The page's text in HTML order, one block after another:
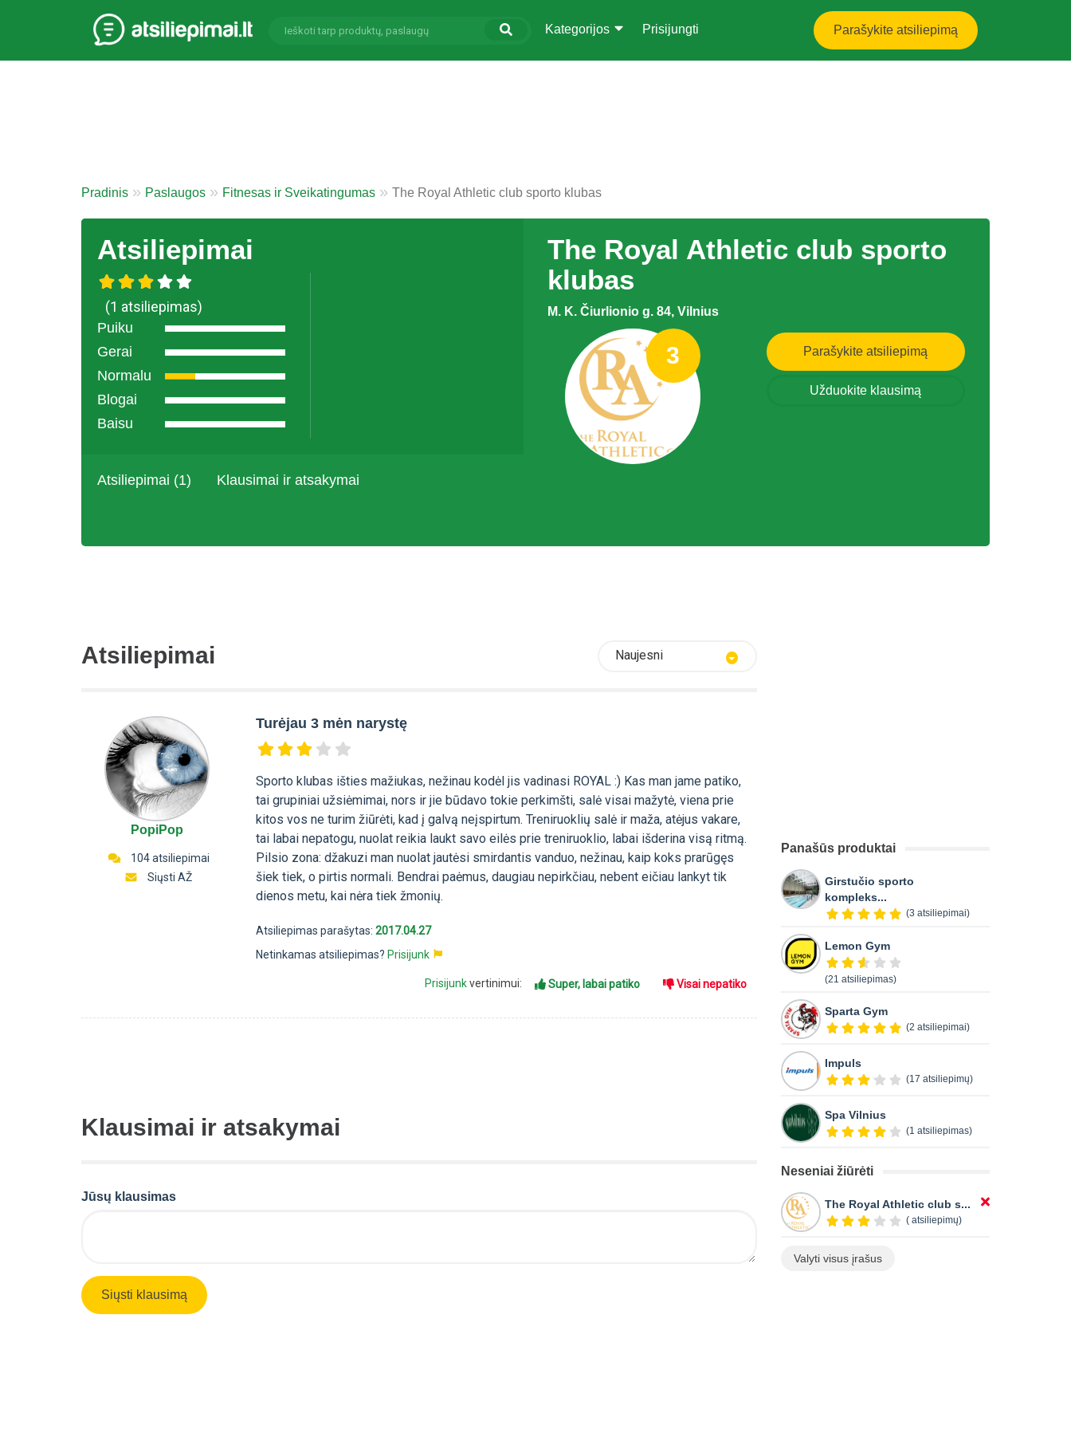
Parašykite atsiliepimą
Kategorijos Prisijungti
Pradinis Paslaugos Fitnesas ir Sveikatingumas The Royal Athletic club sporto klubas
Atsiliepimai
(1 atsiliepimas)
Puiku
Gerai
Normalu
Blogai
Baisu
Atsiliepimai (1) Klausimai ir atsakymai
The Royal Athletic club sporto
klubas
M. K. Čiurlionio g. 84, Vilnius
3 Parašykite atsiliepimą
Užduokite klausimą
Atsiliepimai Naujesni
PopiPop
104 atsiliepimai
Siųsti AŽ
Turėjau 3 mėn narystę
Sporto klubas išties mažiukas, nežinau kodėl jis vadinasi ROYAL :) Kas man jame patiko,
tai grupiniai užsiėmimai, nors ir jie būdavo tokie perkimšti, salė visai mažytė, viena prie
kitos vos ne turim žiūrėti, kad į galvą neįspirtum. Treniruoklių salė ir maža, atėjus vakare,
tai labai nepatogu, nuolat reikia laukt savo eilės prie treniruoklio, labai išderina visą ritmą.
Pilsio zona: džakuzi man nuolat jautėsi smirdantis vanduo, nežinau, kaip koks prarūgęs
šiek tiek, o pirtis normali. Bendrai paėmus, daugiau nepirkčiau, nebent eičiau lankyt tik
dienos metu, kai nėra tiek žmonių.
Atsiliepimas parašytas:2017.04.27
Netinkamas atsiliepimas? Prisijunk
Prisijunkvertinimui: Super, labai patiko Visai nepatiko
Klausimai ir atsakymai
Jūsų klausimas
Panašūs produktai
Girstučio sporto
kompleks...
(3 atsiliepimai)
Lemon Gym
(21 atsiliepimas)
Sparta Gym
(2 atsiliepimai)
Impuls
(17 atsiliepimų)
Spa Vilnius
(1 atsiliepimas)
Neseniai žiūrėti
The Royal Athletic club s...
( atsiliepimų)
Valyti visus įrašus